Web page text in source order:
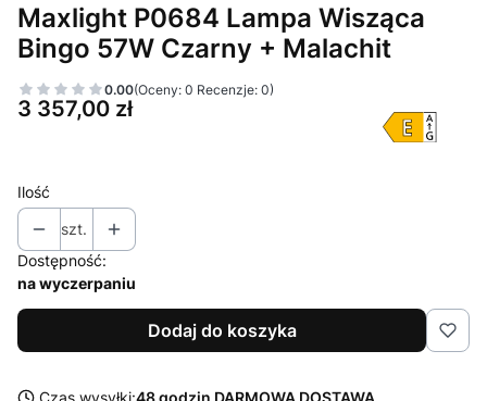
Maxlight P0684 Lampa Wisząca
Bingo 57W Czarny + Malachit
0.00(Oceny: 0 Recenzje: 0)
Cena
3 357,00 zł
Ilość
szt.
Dostępność:
na wyczerpaniu
Dodaj do koszyka
Czas wysyłki:48 godzin DARMOWA DOSTAWA